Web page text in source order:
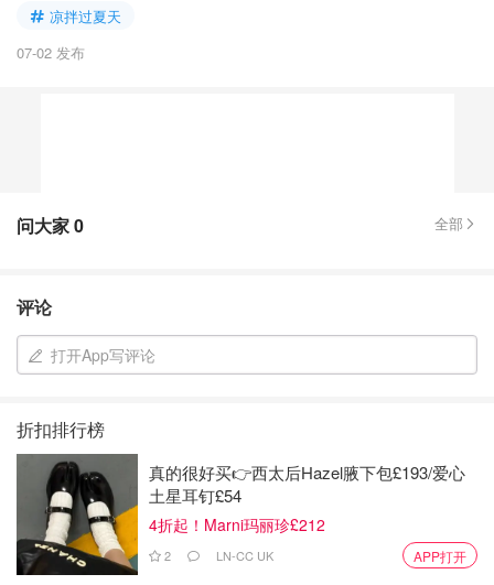
凉拌过夏天
07-02 发布
问大家0 全部
评论
打开App写评论
折扣排行榜
真的很好买👉西太后Hazel腋下包£193/爱心
土星耳钉£54
4折起！Marni玛丽珍£212
2 LN-CC UK APP打开